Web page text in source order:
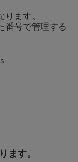
ます。
番号で管理する
ます。